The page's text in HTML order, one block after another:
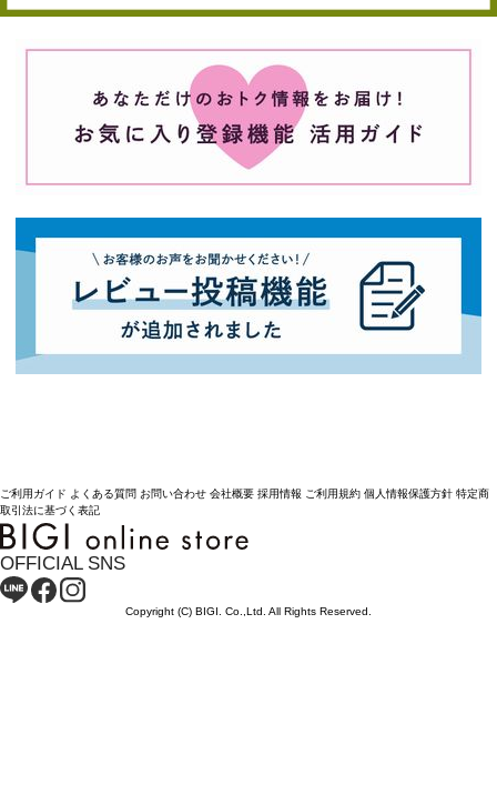
ご利用ガイド よくある質問 お問い合わせ 会社概要 採用情報 ご利用規約 個人情報保護方針 特定商
取引法に基づく表記
OFFICIAL SNS
Copyright (C) BIGI. Co.,Ltd. All Rights Reserved.